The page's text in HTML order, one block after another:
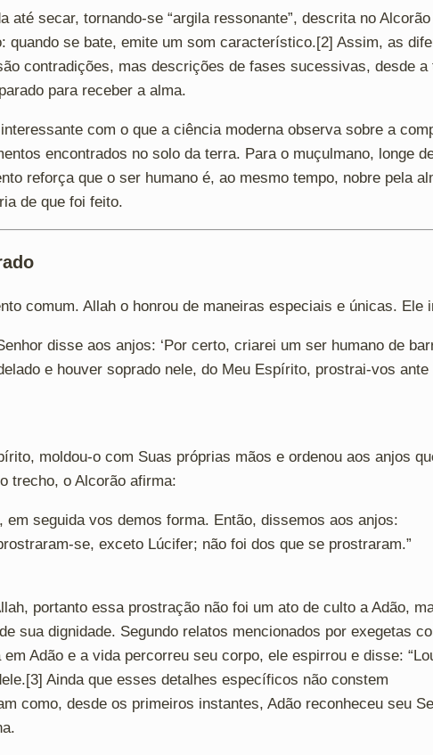
até secar, tornando-se “argila ressonante”, descrita no
quando se bate, emite um som característico.[2] Assim, as
contradições, mas descrições de fases sucessivas, desde a
para receber a alma.
com o que a ciência moderna observa sobre a
encontrados no solo da terra. Para o muçulmano, longe
reforça que o ser humano é, ao mesmo tempo, nobre pela
de que foi feito.
comum. Allah o honrou de maneiras especiais e únicas. Ele
disse aos anjos: ‘Por certo, criarei um ser humano de
e houver soprado nele, do Meu Espírito, prostrai-vos ante
moldou-o com Suas próprias mãos e ordenou aos anjos
trecho, o Alcorão afirma:
em seguida vos demos forma. Então, dissemos aos anjos:
se, exceto Lúcifer; não foi dos que se prostraram.”
portanto essa prostração não foi um ato de culto a Adão,
sua dignidade. Segundo relatos mencionados por exegetas
Adão e a vida percorreu seu corpo, ele espirrou e disse:
Ainda que esses detalhes específicos não constem
como, desde os primeiros instantes, Adão reconheceu seu